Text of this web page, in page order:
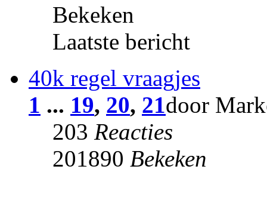
Bekeken
Laatste bericht
40k regel vraagjes
1 ... 19, 20, 21door
203 Reacties
201890 Bekeken